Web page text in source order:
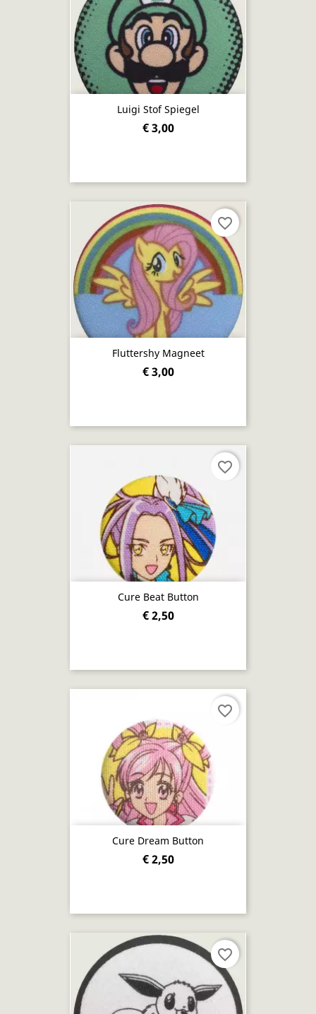
Luigi Stof Spiegel
€ 3,00
Fluttershy Magneet
€ 3,00
favorite_border
Cure Beat Button
€ 2,50
favorite_border
Cure Dream Button
€ 2,50
favorite_border
favorite_border